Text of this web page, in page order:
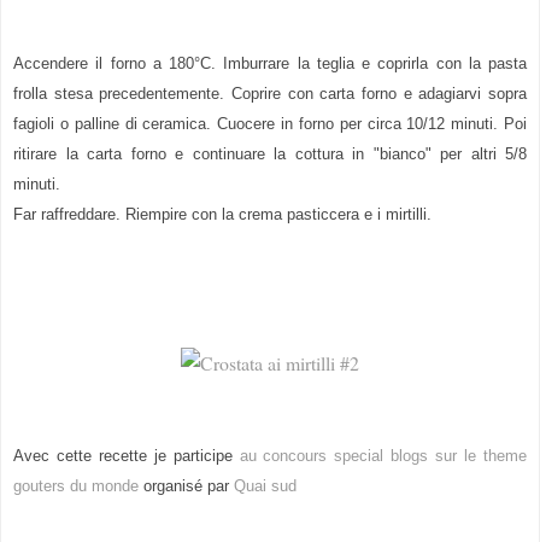
Accendere il forno a 180°C. Imburrare la teglia e coprirla con la pasta
frolla stesa precedentemente. Coprire con carta forno e adagiarvi sopra
fagioli o palline di ceramica. Cuocere in forno per circa 10/12 minuti. Poi
ritirare la carta forno e continuare la cottura in "bianco" per altri 5/8
minuti.
Far raffreddare. Riempire con la crema pasticcera e i mirtilli.
Avec cette recette je participe au concours special blogs sur le theme
gouters du monde organisé par Quai sud